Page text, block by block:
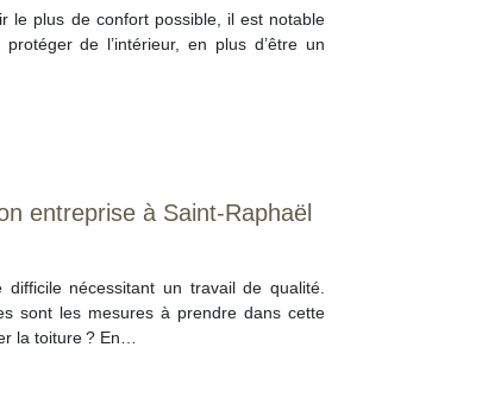
le plus de confort possible, il est notable
de l’intérieur, en plus d’être un
entreprise à Saint-Raphaël
nécessitant un travail de qualité.
sont les mesures à prendre dans cette
la toiture ? En…